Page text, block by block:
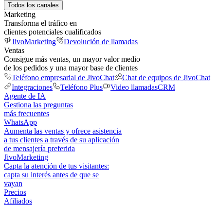
Todos los canales
Marketing
Transforma el tráfico en
clientes potenciales cualificados
JivoMarketing
Devolución de llamadas
Ventas
Consigue más ventas, un mayor valor medio
de los pedidos y una mayor base de clientes
Teléfono empresarial de JivoChat
Chat de equipos de JivoChat
Integraciones
Teléfono Plus Video llamadasCRM
Agente de IA
Gestiona las preguntas
más frecuentes
WhatsApp
Aumenta las ventas y ofrece asistencia
a tus clientes a través de su aplicación
de mensajería preferida
JivoMarketing
Capta la atención de tus visitantes:
capta su interés antes de que se
vayan
Precios
Afiliados